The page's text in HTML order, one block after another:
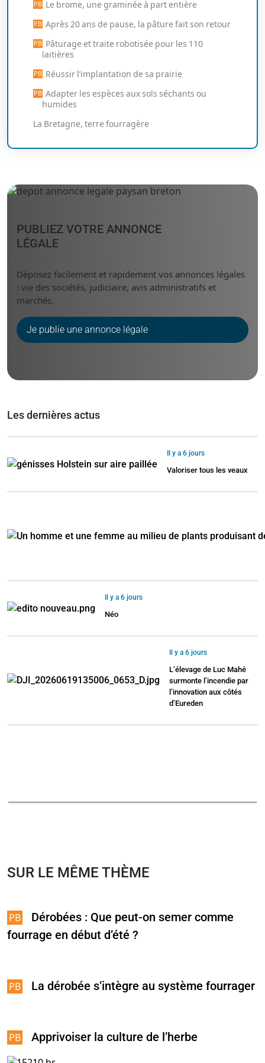
Le brome, une graminée à part entière
Après 20 ans de pause, la pâture fait son retour
Pâturage et traite robotisée pour les 110
laitières
Réussir l’implantation de sa prairie
Adapter les espèces aux sols séchants ou
humides
La Bretagne, terre fourragère
PUBLIEZ VOTRE ANNONCE
LÉGALE
Déposez facilement et rapidement vos annonces légales
: vie des sociétés, judiciaire, avis administratifs et
marchés.
Je publie une annonce légale
Les dernières actus
Il y a 6 jours
Valoriser tous les veaux
Il y a 6 jours
Néo
Il y a 6 jours
L’élevage de Luc Mahé
surmonte l’incendie par
l’innovation aux côtés
d’Eureden
SUR LE MÊME THÈME
Dérobées : Que peut-on semer comme
fourrage en début d’été ?
La dérobée s’intègre au système fourrager
Apprivoiser la culture de l’herbe